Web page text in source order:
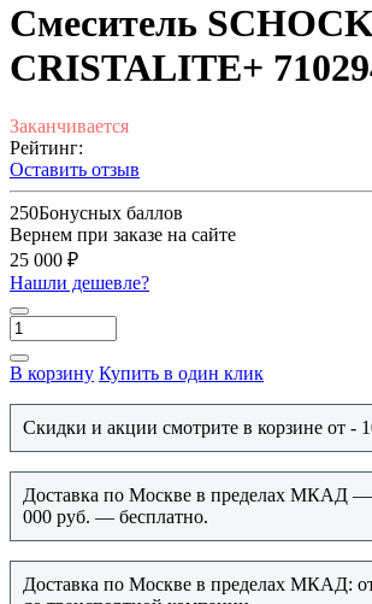
Смеситель
CRISTALITE+
Заканчивается
Рейтинг:
Оставить отзыв
250Бонусных баллов
Вернем при заказе на сайте
25 000 ₽
Нашли дешевле?
В корзину Купить в один клик
Скидки и акции смотрите в корзине от -
Доставка по Москве в пределах МКАД
000 руб. — бесплатно.
Доставка по Москве в пределах МКАД: